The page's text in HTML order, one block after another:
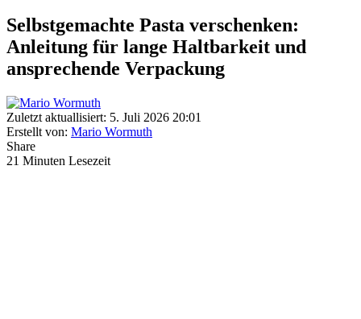
Selbstgemachte Pasta verschenken:
Anleitung für lange Haltbarkeit und
ansprechende Verpackung
Zuletzt aktuallisiert: 5. Juli 2026 20:01
Erstellt von: Mario Wormuth
Share
21 Minuten Lesezeit